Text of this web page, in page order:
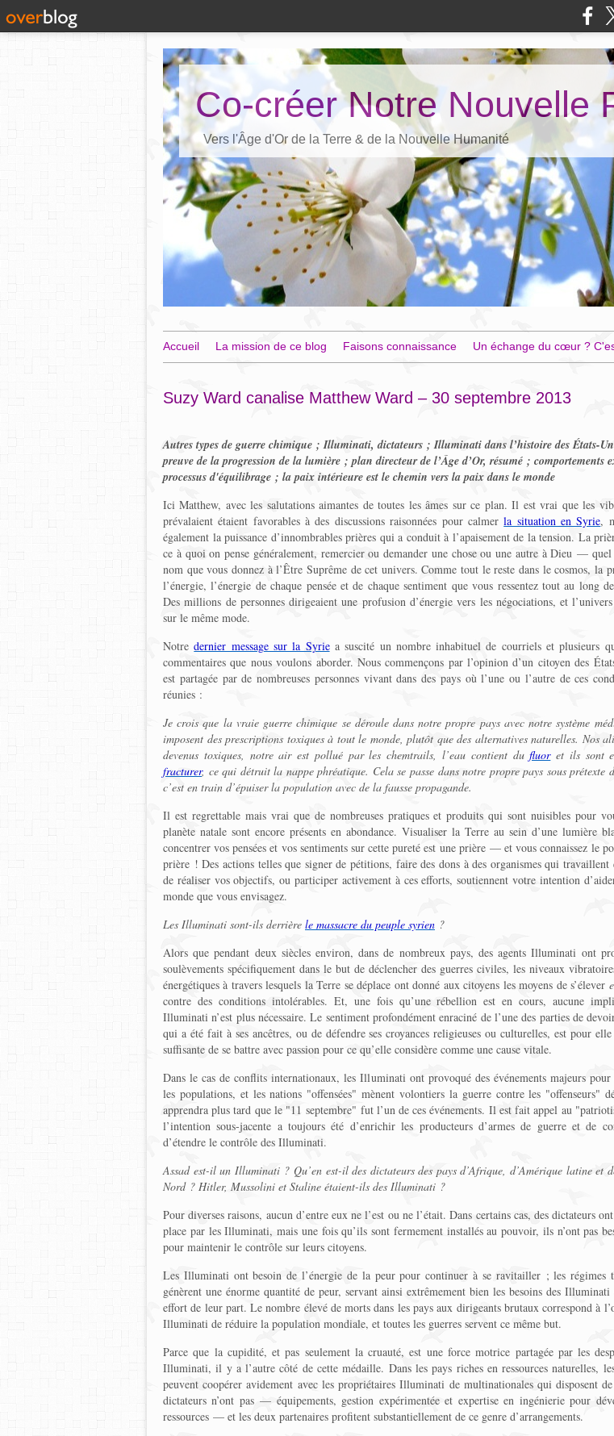
Co-créer Notre Nouvelle
Vers l'Âge d'Or de la Terre & de la Nouvelle Humanité
Accueil La mission de ce blog Faisons connaissance Un échange du cœur ?
Suzy Ward canalise Matthew Ward – 30 septembre 2013
Autres types de guerre chimique ; Illuminati, dictateurs ; Illuminati dans l’histoire des États-
preuve de la progression de la lumière ; plan directeur de l’Âge d’Or, résumé ; comportements
processus d'équilibrage ; la paix intérieure est le chemin vers la paix dans le monde
Ici Matthew, avec les salutations aimantes de toutes les âmes sur ce plan. Il est vrai que les
prévalaient étaient favorables à des discussions raisonnées pour calmerla situation en Syrie,
également la puissance d’innombrables prières qui a conduit à l’apaisement de la tension. La
ce à quoi on pense généralement, remercier ou demander une chose ou une autre à Dieu —
nom que vous donnez à l’Être Suprême de cet univers. Comme tout le reste dans le cosmos, la
l’énergie, l’énergie de chaque pensée et de chaque sentiment que vous ressentez tout au long
Des millions de personnes dirigeaient une profusion d’énergie vers les négociations, et
sur le même mode.
Notredernier message sur la Syriea suscité un nombre inhabituel de courriels et plusieurs
commentaires que nous voulons aborder. Nous commençons par l’opinion d’un citoyen des
est partagée par de nombreuses personnes vivant dans des pays où l’une ou l’autre de ces
réunies :
Je crois que la vraie guerre chimique se déroule dans notre propre pays avec notre système
imposent des prescriptions toxiques à tout le monde, plutôt que des alternatives naturelles. Nos
devenus toxiques, notre air est pollué par les chemtrails, l’eau contient dufluoret ils sont
fracturer, ce qui détruit la nappe phréatique. Cela se passe dans notre propre pays sous prétexte
c’est en train d’épuiser la population avec de la fausse propagande.
Il est regrettable mais vrai que de nombreuses pratiques et produits qui sont nuisibles pour
planète natale sont encore présents en abondance. Visualiser la Terre au sein d’une lumière
concentrer vos pensées et vos sentiments sur cette pureté est une prière — et vous connaissez le
prière ! Des actions telles que signer de pétitions, faire des dons à des organismes qui travaillent
de réaliser vos objectifs, ou participer activement à ces efforts, soutiennent votre intention
monde que vous envisagez.
Les Illuminati sont-ils derrière le massacre du peuple syrien ?
Alors que pendant deux siècles environ, dans de nombreux pays, des agents Illuminati ont
soulèvements spécifiquement dans le but de déclencher des guerres civiles, les niveaux
énergétiques à travers lesquels la Terre se déplace ont donné aux citoyens les moyens de s’élever
contre des conditions intolérables. Et, une fois qu’une rébellion est en cours, aucune
Illuminati n’est plus nécessaire. Le sentiment profondément enraciné de l’une des parties de
qui a été fait à ses ancêtres, ou de défendre ses croyances religieuses ou culturelles, est pour
suffisante de se battre avec passion pour ce qu’elle considère comme une cause vitale.
Dans le cas de conflits internationaux, les Illuminati ont provoqué des événements majeurs
les populations, et les nations "offensées" mènent volontiers la guerre contre les "offenseurs"
apprendra plus tard que le "11 septembre" fut l’un de ces événements. Il est fait appel au
l’intention sous-jacente a toujours été d’enrichir les producteurs d’armes de guerre et de
d’étendre le contrôle des Illuminati.
Assad est-il un Illuminati ? Qu’en est-il des dictateurs des pays d’Afrique, d’Amérique latine et
Nord ? Hitler, Mussolini et Staline étaient-ils des Illuminati ?
Pour diverses raisons, aucun d’entre eux ne l’est ou ne l’était. Dans certains cas, des dictateurs
place par les Illuminati, mais une fois qu’ils sont fermement installés au pouvoir, ils n’ont pas
pour maintenir le contrôle sur leurs citoyens.
Les Illuminati ont besoin de l’énergie de la peur pour continuer à se ravitailler ; les régimes
génèrent une énorme quantité de peur, servant ainsi extrêmement bien les besoins des Illuminati
effort de leur part. Le nombre élevé de morts dans les pays aux dirigeants brutaux correspond à
Illuminati de réduire la population mondiale, et toutes les guerres servent ce même but.
Parce que la cupidité, et pas seulement la cruauté, est une force motrice partagée par les
Illuminati, il y a l’autre côté de cette médaille. Dans les pays riches en ressources naturelles,
peuvent coopérer avidement avec les propriétaires Illuminati de multinationales qui disposent
dictateurs n’ont pas — équipements, gestion expérimentée et expertise en ingénierie pour
ressources — et les deux partenaires profitent substantiellement de ce genre d’arrangements.